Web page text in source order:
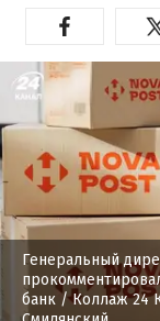
Генеральный
банк / Коллаж 24